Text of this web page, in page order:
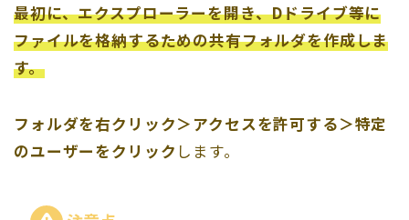
最初に、エクスプローラーを開き、Dドライブ等に
ファイルを格納するための共有フォルダを作成しま
す。
フォルダを右クリック＞アクセスを許可する＞特定
のユーザーをクリック します。